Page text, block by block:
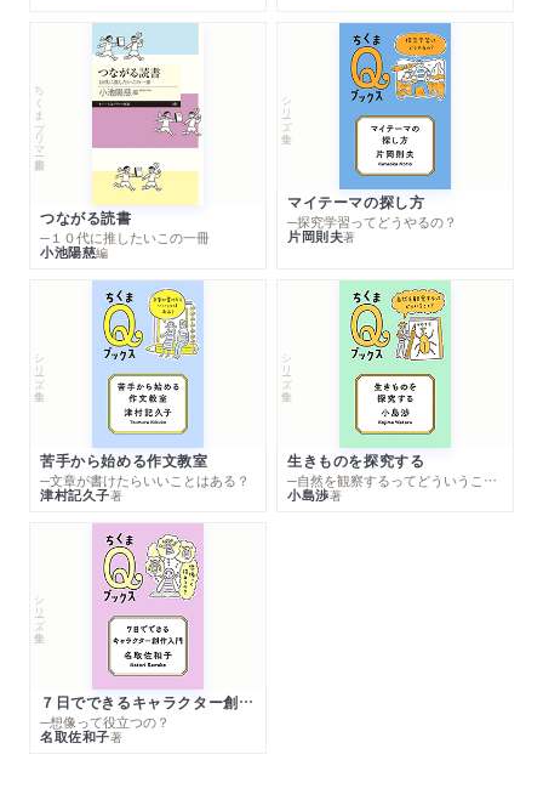
ちくまプリマー新書
つながる読書
─１０代に推したいこの一冊
小池陽慈編
シリーズ・全集
マイテーマの探し方
─探究学習ってどうやるの？
片岡則夫著
シリーズ・全集
苦手から始める作文教室
─文章が書けたらいいことはある？
津村記久子著
シリーズ・全集
生きものを探究する
─自然を観察するってどういうこと？
小島渉著
シリーズ・全集
７日でできるキャラクター創作入門
─想像って役立つの？
名取佐和子著